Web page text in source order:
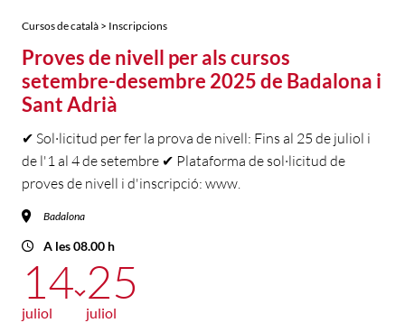
Cursos de català > Inscripcions
Proves de nivell per als cursos
setembre-desembre 2025 de Badalona i
Sant Adrià
✔ Sol·licitud per fer la prova de nivell: Fins al 25 de juliol i
de l'1 al 4 de setembre ✔ Plataforma de sol·licitud de
proves de nivell i d'inscripció: www.
Badalona
A les 08.00 h
14
juliol
25
juliol